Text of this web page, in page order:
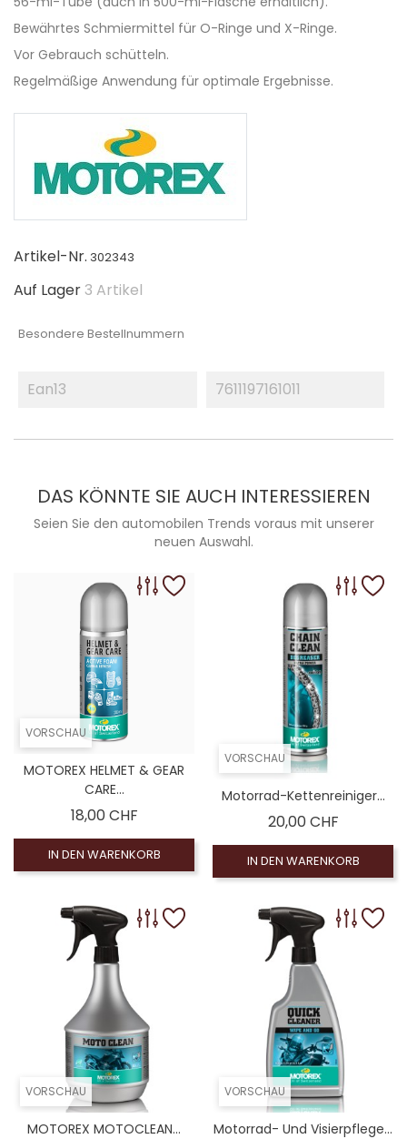
Bewährtes Schmiermittel für O-Ringe und X-Ringe.
Vor Gebrauch schütteln.
Regelmäßige Anwendung für optimale Ergebnisse.
Artikel-Nr. 302343
Auf Lager 3 Artikel
Besondere Bestellnummern
Ean13 7611197161011
DAS KÖNNTE SIE AUCH INTERESSIEREN
Seien Sie den automobilen Trends voraus mit unserer
neuen Auswahl.
VORSCHAU
MOTOREX HELMET & GEAR
CARE...
18,00 CHFPreis
IN DEN WARENKORB
VORSCHAU
Motorrad-Kettenreiniger...
20,00 CHFPreis
IN DEN WARENKORB
VORSCHAU
MOTOREX MOTOCLEAN...
VORSCHAU
Motorrad- Und Visierpflege...